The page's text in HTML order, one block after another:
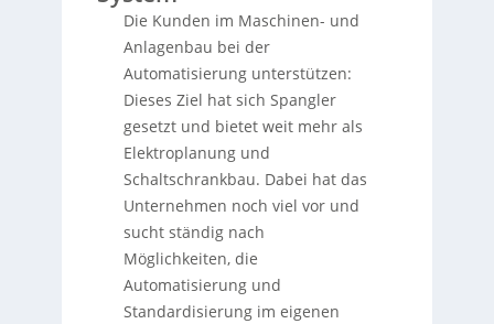
Die Kunden im Maschinen- und
Anlagenbau bei der
Automatisierung unterstützen:
Dieses Ziel hat sich Spangler
gesetzt und bietet weit mehr als
Elektroplanung und
Schaltschrankbau. Dabei hat das
Unternehmen noch viel vor und
sucht ständig nach
Möglichkeiten, die
Automatisierung und
Standardisierung im eigenen